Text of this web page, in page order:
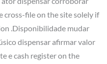
cross-file on the site solely if
.Disponibilidade mudar
dispensar afirmar valor
e cash register on the